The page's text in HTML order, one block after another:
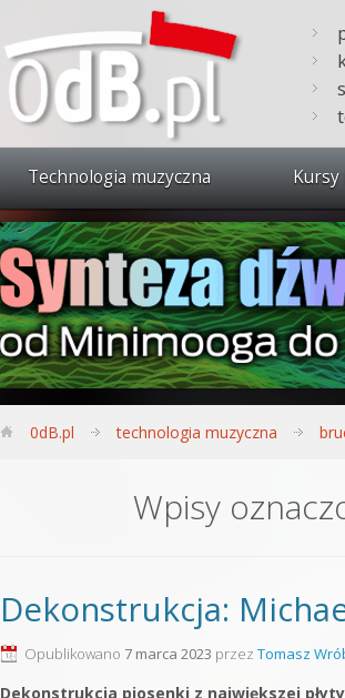
Technologia muzyczna Kursy
Bitwig
Sound
Pakiety
0dB.pl technologia muzyczna
Wpisy
Dekonstrukcja:
Opublikowano 7 marca 2023 przez Tomasz
Dekonstrukcja piosenki z największej